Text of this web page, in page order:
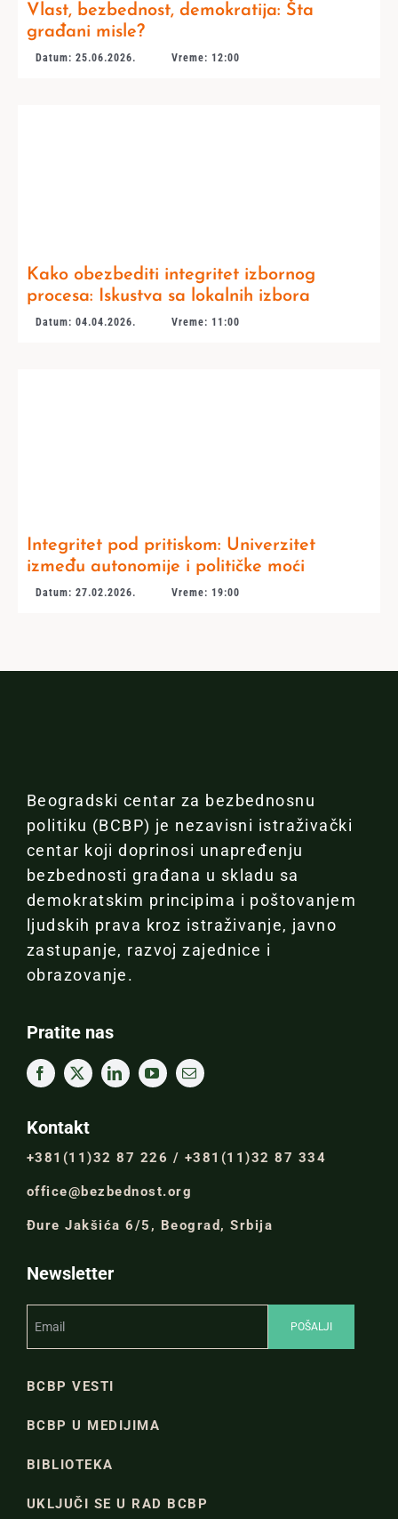
Vlast, bezbednost, demokratija: Šta
građani misle?
Datum: 25.06.2026. Vreme: 12:00
Kako obezbediti integritet izbornog
procesa: Iskustva sa lokalnih izbora
Datum: 04.04.2026. Vreme: 11:00
Integritet pod pritiskom: Univerzitet
između autonomije i političke moći
Datum: 27.02.2026. Vreme: 19:00
Beogradski centar za bezbednosnu
politiku (BCBP) je nezavisni istraživački
centar koji doprinosi unapređenju
bezbednosti građana u skladu sa
demokratskim principima i poštovanjem
ljudskih prava kroz istraživanje, javno
zastupanje, razvoj zajednice i
obrazovanje.
Pratite nas
Kontakt
+381(11)32 87 226 / +381(11)32 87 334
office@bezbednost.org
Đure Jakšića 6/5, Beograd, Srbija
Newsletter
BCBP VESTI
BCBP U MEDIJIMA
BIBLIOTEKA
UKLJUČI SE U RAD BCBP